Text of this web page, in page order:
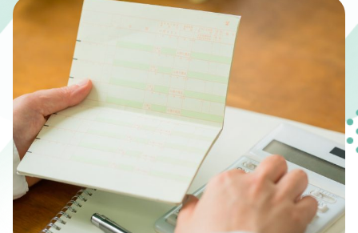
" alt="振込確認の基本フローと効率化のポイント！4つの